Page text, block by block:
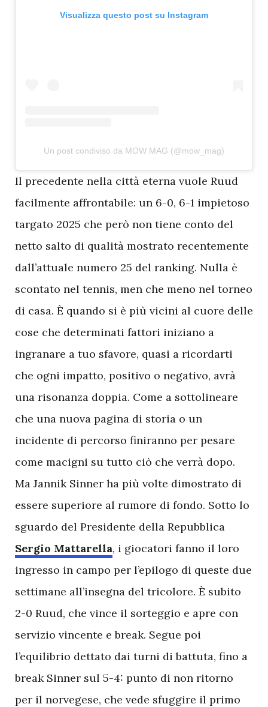
Visualizza questo post su Instagram
Un post condiviso da MOW MAG (@mow_mag)
Il precedente nella città eterna vuole Ruud
facilmente affrontabile: un 6-0, 6-1 impietoso
targato 2025 che però non tiene conto del
netto salto di qualità mostrato recentemente
dall’attuale numero 25 del ranking. Nulla è
scontato nel tennis, men che meno nel torneo
di casa. È quando si è più vicini al cuore delle
cose che determinati fattori iniziano a
ingranare a tuo sfavore, quasi a ricordarti
che ogni impatto, positivo o negativo, avrà
una risonanza doppia. Come a sottolineare
che una nuova pagina di storia o un
incidente di percorso finiranno per pesare
come macigni su tutto ciò che verrà dopo.
Ma Jannik Sinner ha più volte dimostrato di
essere superiore al rumore di fondo. Sotto lo
sguardo del Presidente della Repubblica
Sergio Mattarella, i giocatori fanno il loro
ingresso in campo per l’epilogo di queste due
settimane all’insegna del tricolore. È subito
2-0 Ruud, che vince il sorteggio e apre con
servizio vincente e break. Segue poi
l’equilibrio dettato dai turni di battuta, fino a
break Sinner sul 5-4: punto di non ritorno
per il norvegese, che vede sfuggire il primo